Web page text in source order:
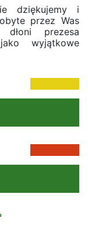
dziękujemy i
przez Was
prezesa
wyjątkowe